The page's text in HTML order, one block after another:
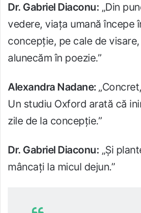
Dr. Gabriel Diaconu: „Din
vedere, viața umană începe
concepție, pe cale de
alunecăm în poezie.”
Alexandra Nadane:
Un studiu Oxford arată că
zile de la concepție.”
Dr. Gabriel Diaconu: „Și
mâncați la micul dejun.”